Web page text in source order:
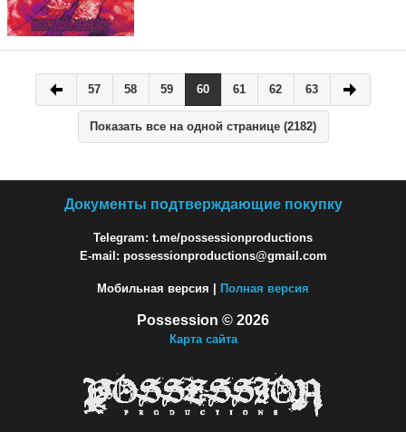
57 58 59 60 61 62 63
Показать все на одной странице (2182)
Документы подтверждающие покупку
Telegram: t.me/possessionproductions
E-mail: possessionproductions@gmail.com
Мобильная версия | Полная версия
Possession © 2026
Карта сайта